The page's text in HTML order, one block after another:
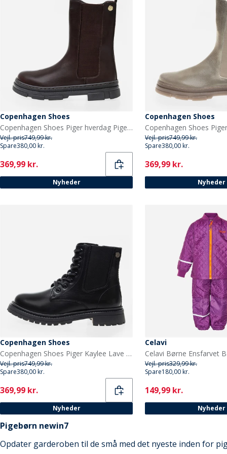
Copenhagen Shoes
Copenhagen Shoes Piger hverdag Piger støvler 847 Dark Brown
Vejl. pris749,99 kr.
Spare380,00 kr.
Current
369,99 kr.
Nyheder
Copenhagen Shoes
Vejl. pris749,99 kr.
Spare380,00 kr.
Current
369,99 kr.
Nyheder
Copenhagen Shoes
Copenhagen Shoes Piger Kaylee Lave Støvler 0001 Black
Vejl. pris749,99 kr.
Spare380,00 kr.
Current
369,99 kr.
Nyheder
Celavi
Vejl. pris329,99 kr.
Spare180,00 kr.
Current
149,99 kr.
Nyheder
Pigebørn newin7
Opdater garderoben til de små med det nyeste inden for